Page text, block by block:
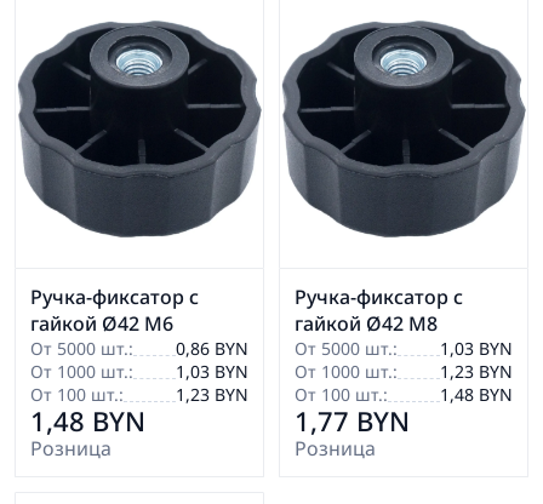
Ручка-фиксатор с
гайкой Ø42 М6
От 5000 шт.:
0,86 BYN
От 1000 шт.:
1,03 BYN
От 100 шт.:
1,23 BYN
1,48 BYN
Розница
Ручка-фиксатор с
гайкой Ø42 М8
От 5000 шт.:
1,03 BYN
От 1000 шт.:
1,23 BYN
От 100 шт.:
1,48 BYN
1,77 BYN
Розница